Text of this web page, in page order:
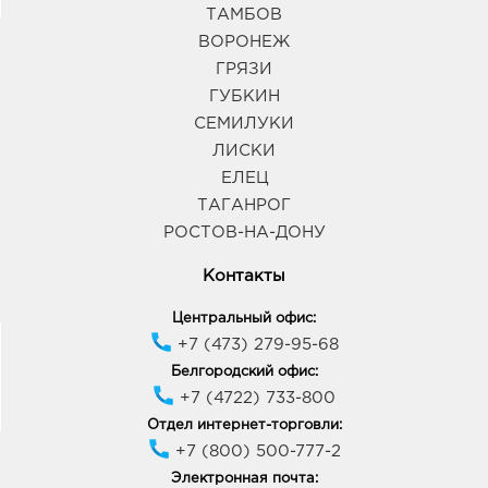
Н.Усмань Аксиома: 314.0 руб.
396310, Воронежская обл, р-н Новоусманский, с
График работы:9:00 - 21:00
Губкин Линия: 314.0 руб.
Севастопольская, д. 2а
График работы: 9:00 - 20:00
305016, Курская область, г Курск, ул Щепкина,
Здание 4Б
График работы:10:00 - 21:00
Курск Европа-20: 314.0 руб.
305040, Курская область, г Курск, пр-кт Дружбы,
ТАМБОВ
ВОРОНЕЖ
ГРЯЗИ
ГУБКИН
СЕМИЛУКИ
ЛИСКИ
ЕЛЕЦ
ТАГАНРОГ
РОСТОВ-НА-ДОНУ
Контакты
Центральный офис:
+7 (473) 279-95-68
Белгородский офис:
+7 (4722) 733-800
Отдел интернет-торговли:
+7 (800) 500-777-2
Электронная почта: